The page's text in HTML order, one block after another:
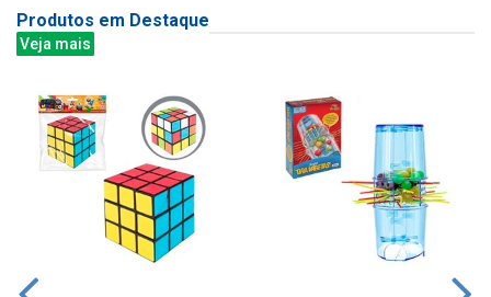
Produtos em Destaque
Veja mais